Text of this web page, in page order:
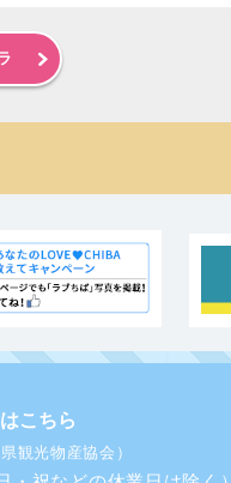
こちら
観光物産協会）